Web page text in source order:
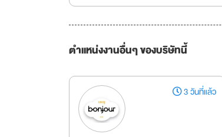
ตำแหน่งงานอื่นๆ ของบริษัทนี้
3 วันที่แล้ว